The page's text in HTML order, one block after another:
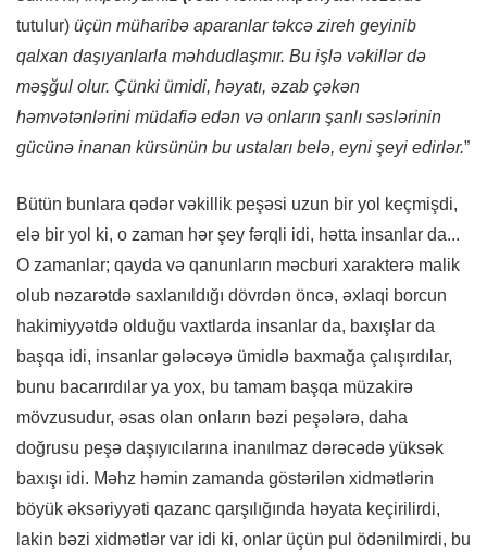
tutulur) üçün müharibə aparanlar təkcə zireh geyinib
qalxan daşıyanlarla məhdudlaşmır. Bu işlə vəkillər də
məşğul olur. Çünki ümidi, həyatı, əzab çəkən
həmvətənlərini müdafiə edən və onların şanlı səslərinin
gücünə inanan kürsünün bu ustaları belə, eyni şeyi edirlər.”
Bütün bunlara qədər vəkillik peşəsi uzun bir yol keçmişdi,
elə bir yol ki, o zaman hər şey fərqli idi, hətta insanlar da...
O zamanlar; qayda və qanunların məcburi xarakterə malik
olub nəzarətdə saxlanıldığı dövrdən öncə, əxlaqi borcun
hakimiyyətdə olduğu vaxtlarda insanlar da, baxışlar da
başqa idi, insanlar gələcəyə ümidlə baxmağa çalışırdılar,
bunu bacarırdılar ya yox, bu tamam başqa müzakirə
mövzusudur, əsas olan onların bəzi peşələrə, daha
doğrusu peşə daşıyıcılarına inanılmaz dərəcədə yüksək
baxışı idi. Məhz həmin zamanda göstərilən xidmətlərin
böyük əksəriyyəti qazanc qarşılığında həyata keçirilirdi,
lakin bəzi xidmətlər var idi ki, onlar üçün pul ödənilmirdi, bu